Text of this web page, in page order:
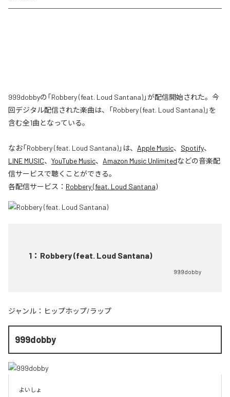
999dobbyの「Robbery (feat. Loud Santana)」が配信開始された。今
回デジタル配信された楽曲は、「Robbery (feat. Loud Santana)」を
含む全1曲となっている。
なお「Robbery (feat. Loud Santana)」は、 Apple Music、 Spotify、
LINE MUSIC、 YouTube Music、 Amazon Music Unlimitedなどの音楽配
信サービスで聴くことができる。
各配信サービス： Robbery (feat. Loud Santana)
1 ： Robbery (feat. Loud Santana)
999dobby
ジャンル： ヒップホップ/ラップ
999dobby
よいしょ